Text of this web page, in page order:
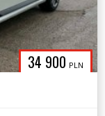
34 900 PLN